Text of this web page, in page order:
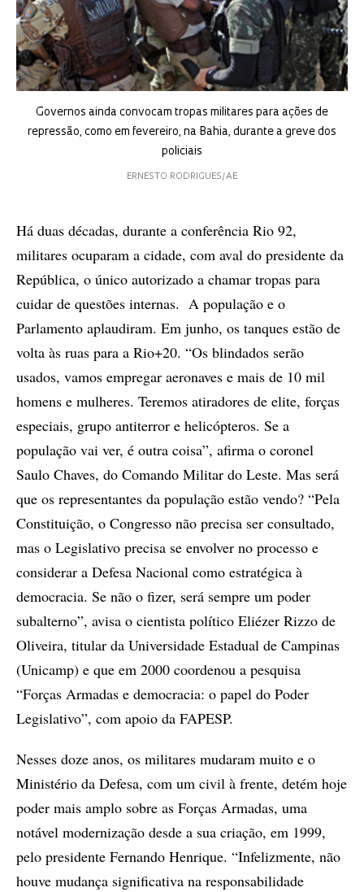
Governos ainda convocam tropas militares para ações de
repressão, como em fevereiro, na Bahia, durante a greve dos
policiais
ERNESTO RODRIGUES/AE
Há duas décadas, durante a conferência Rio 92,
militares ocuparam a cidade, com aval do presidente da
República, o único autorizado a chamar tropas para
cuidar de questões internas. A população e o
Parlamento aplaudiram. Em junho, os tanques estão de
volta às ruas para a Rio+20. “Os blindados serão
usados, vamos empregar aeronaves e mais de 10 mil
homens e mulheres. Teremos atiradores de elite, forças
especiais, grupo antiterror e helicópteros. Se a
população vai ver, é outra coisa”, afirma o coronel
Saulo Chaves, do Comando Militar do Leste. Mas será
que os representantes da população estão vendo? “Pela
Constituição, o Congresso não precisa ser consultado,
mas o Legislativo precisa se envolver no processo e
considerar a Defesa Nacional como estratégica à
democracia. Se não o fizer, será sempre um poder
subalterno”, avisa o cientista político Eliézer Rizzo de
Oliveira, titular da Universidade Estadual de Campinas
(Unicamp) e que em 2000 coordenou a pesquisa
“Forças Armadas e democracia: o papel do Poder
Legislativo”, com apoio da FAPESP.
Nesses doze anos, os militares mudaram muito e o
Ministério da Defesa, com um civil à frente, detém hoje
poder mais amplo sobre as Forças Armadas, uma
notável modernização desde a sua criação, em 1999,
pelo presidente Fernando Henrique. “Infelizmente, não
houve mudança significativa na responsabilidade